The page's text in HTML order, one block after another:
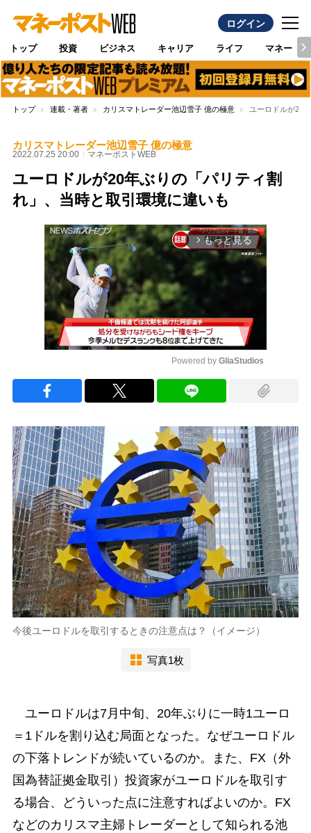
ログイン
トップ 投資 ビジネス キャリア ライフ マネー
トップ 連載・著者 カリスマトレーダー池辺雪子 億の極意 ユーロドルが20
カリスマトレーダー池辺雪子 億の極意
2022.07.25 20:00 マネーポストWEB
ユーロドルが20年ぶりの「パリティ割
れ」、当時と取引環境に違いも
arrow_forward_ios もっと見る
Powered by GliaStudios
今後ユーロドルを取引するときの注意点は？（イメージ）
写真1枚
ユーロドルは7月中旬、20年ぶりに一時1ユーロ
＝1ドルを割り込む局面となった。なぜユーロドル
の下落トレンドが続いているのか。また、FX（外
国為替証拠金取引）投資家がユーロドルを取引す
る場合、どういった点に注意すればよいのか。FX
などのカリスマ主婦トレーダーとして知られる池